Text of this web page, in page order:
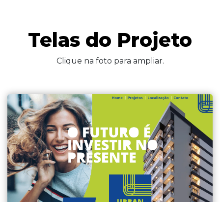
Telas do Projeto
Clique na foto para ampliar.